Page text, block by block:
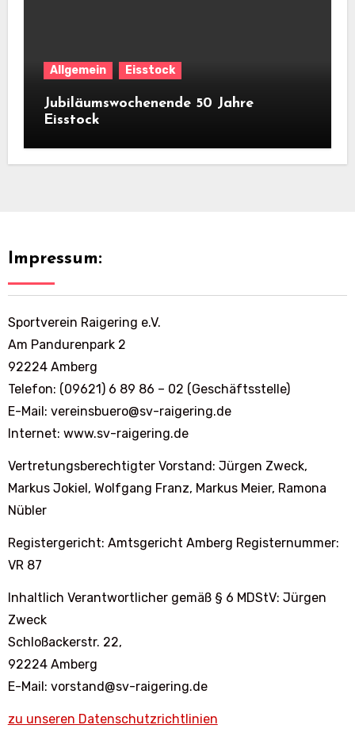
Allgemein Eisstock
Jubiläumswochenende 50 Jahre
Eisstock
Impressum:
Sportverein Raigering e.V.
Am Pandurenpark 2
92224 Amberg
Telefon: (09621) 6 89 86 – 02 (Geschäftsstelle)
E-Mail: vereinsbuero@sv-raigering.de
Internet: www.sv-raigering.de
Vertretungsberechtigter Vorstand: Jürgen Zweck,
Markus Jokiel, Wolfgang Franz, Markus Meier, Ramona
Nübler
Registergericht: Amtsgericht Amberg Registernummer:
VR 87
Inhaltlich Verantwortlicher gemäß § 6 MDStV: Jürgen
Zweck
Schloßackerstr. 22,
92224 Amberg
E-Mail: vorstand@sv-raigering.de
zu unseren Datenschutzrichtlinien